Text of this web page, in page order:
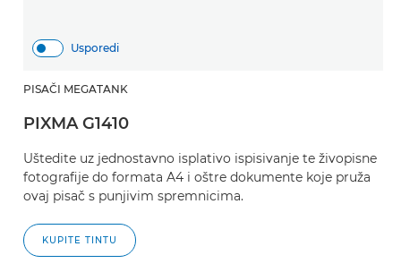
Usporedi
PISAČI MEGATANK
PIXMA G1410
Uštedite uz jednostavno isplativo ispisivanje te živopisne
fotografije do formata A4 i oštre dokumente koje pruža
ovaj pisač s punjivim spremnicima.
KUPITE TINTU